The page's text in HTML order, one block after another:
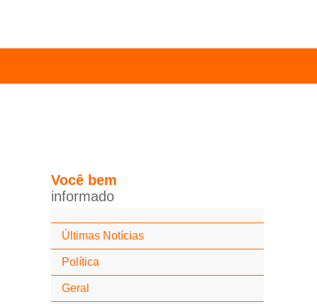
Você bem
informado
Últimas Notícias
Política
Geral